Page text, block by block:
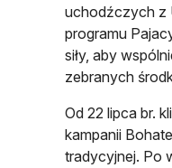
uchodźczych z
programu
siły, aby
zebranych
Od 22 lipca br.
kampanii
tradycyjnej. Po